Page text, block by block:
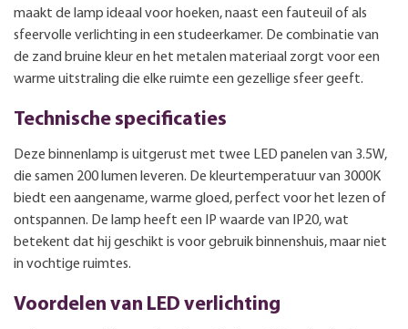
maakt de lamp ideaal voor hoeken, naast een fauteuil of als
sfeervolle verlichting in een studeerkamer. De combinatie van
de zand bruine kleur en het metalen materiaal zorgt voor een
warme uitstraling die elke ruimte een gezellige sfeer geeft.
Technische specificaties
Deze binnenlamp is uitgerust met twee LED panelen van 3.5W,
die samen 200 lumen leveren. De kleurtemperatuur van 3000K
biedt een aangename, warme gloed, perfect voor het lezen of
ontspannen. De lamp heeft een IP waarde van IP20, wat
betekent dat hij geschikt is voor gebruik binnenshuis, maar niet
in vochtige ruimtes.
Voordelen van LED verlichting